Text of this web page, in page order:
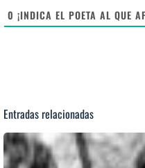
0 ¡INDICA EL POETA AL QUE
Entradas relacionadas